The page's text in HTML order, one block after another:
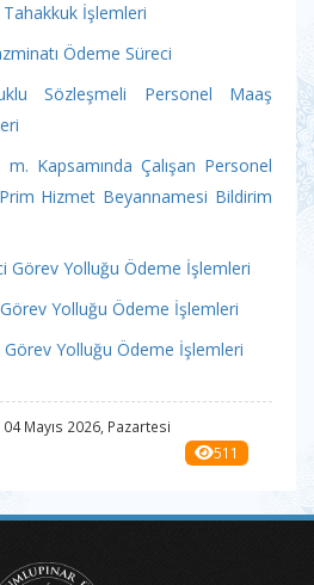
İşlemleri
Ödeme Süreci
Sözleşmeli Personel Maaş
Kapsamında Çalışan Personel
Hizmet Beyannamesi Bildirim
Görev Yolluğu Ödeme İşlemleri
Yolluğu Ödeme İşlemleri
Görev Yolluğu Ödeme İşlemleri
Mayıs 2026, Pazartesi
511